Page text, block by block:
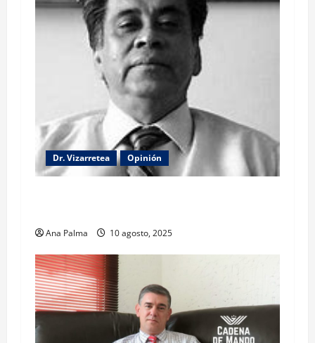
Dr. Vizarretea Opinión
Ana Palma 10 agosto, 2025